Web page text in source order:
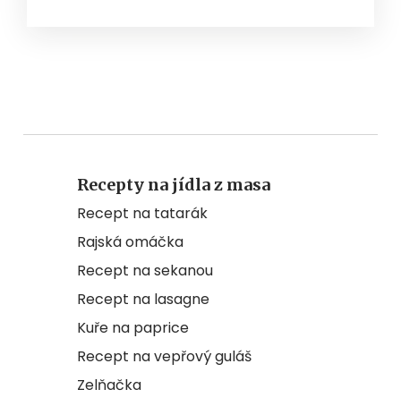
Recepty na jídla z masa
Recept na tatarák
Rajská omáčka
Recept na sekanou
Recept na lasagne
Kuře na paprice
Recept na vepřový guláš
Zelňačka